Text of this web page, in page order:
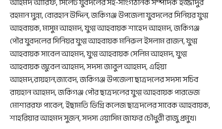
রহমান মুন্না, বোরহান উদ্দিন, জকিগঞ্জ উপজেলা যুবদলের সিনিয়র যুগ্ম
আহবায়ক, মাসুম আহমদ, যুগ্ম আহবায়ক শাহেদ আহমদ, জকিগঞ্জ
পৌর যুবদলের সিনিয়র যুগ্ম আহবায়ক মনিরুল ইসলাম রাজন, যুগ্ম
আহবায়ক সাবেল আহমদ, যুগ্ম আহবায়ক সেলিম আহমদ, যুগ্ম
আহবায়ক জুবেল আহমদ, সদস্য জাবুল আহমদ, এহিয়া
আহমদ,রায়হান,জাবেদ, জকিগঞ্জ উপজেলা ছাত্রদলের সদস্য সচিব
রায়হান আহমদ, জকিগঞ্জ পৌর ছাত্রদলের যুগ্ম আহবায়ক পারভেজ
মোশাররফ পাবেল, ইছামতি ডিগ্রি কলেজ ছাত্রদলের সাবেক আহবায়ক,
শাহরিয়ার আহমদ সুজন, সদস্য ওয়াসিম জাফর চৌধুরী রাজু প্রমুখ।